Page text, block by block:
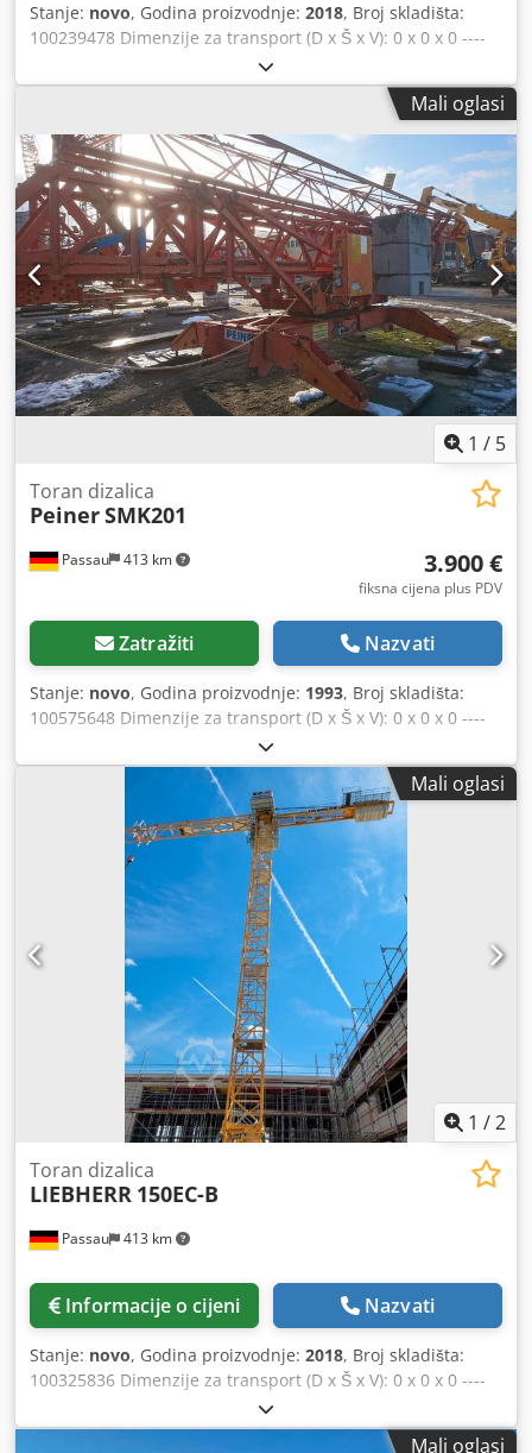
Stanje: novo, Godina proizvodnje: 2018, Broj skladišta:
100239478 Dimenzije za transport (D x Š x V): 0 x 0 x 0 ----
Oprema: Osnovna oprema: 1b) Osnovna izvedba s
dohvatom od 27,0 m 2c) Radiopult za daljinsko upravljanje
2d) Mali upravljački panel 3a) Kompletno s piramidama
Dksdpozkz Insfx Agder 7) Sustav za dovod električne
energije za neprekidno okretanje 8) Način pozicioniranja
MICROMOVE 9) Lijevani balast s 4 betonska balasta od 910
kg Lokacija: Regensburg
Mali oglasi
1 / 5
Passau 413 km
Toran dizalica
PeinerSMK201
3.900 €
fiksna cijena plus PDV
Zatražiti Nazvati
Stanje: novo, Godina proizvodnje: 1993, Broj skladišta:
100575648 Dimenzije za transport (D x Š x V): 0 x 0 x 0 ----
Toranjski kran Peiner SMK201, doseg 22 m, visina kuke 17
m, maksimalno opterećenje 2000 kg, upravljanje na daljinu
putem radija, spreman za upotrebu, u dobrom stanju.
Dodpfxozkz Ems Agdskr
Mali oglasi
1 /2
Passau 413 km
Toran dizalica
LIEBHERR 150EC-B
Informacije o cijeni Nazvati
Stanje: novo, Godina proizvodnje: 2018, Broj skladišta:
100325836 Dimenzije za transport (D x Š x V): 0 x 0 x 0 ----
Doseg: 62,5 m Uključuje protuuteg Dizalica snage 45 kW
120HC KUD Kabina s punim pogledom Djdpfx Aszkz
Mali oglasi